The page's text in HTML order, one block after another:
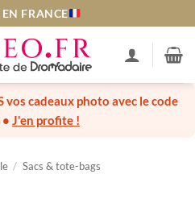
FRANCE
vos cadeaux photo avec le code
• J'en profite !
/ Sacs & tote-bags